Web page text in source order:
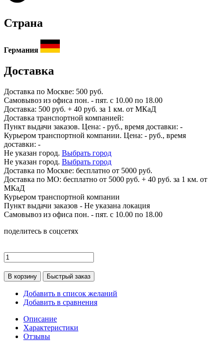
Страна
Германия
Доставка
Доставка по Москве: 500 руб.
Самовывоз из офиса пон. - пят. с 10.00 по 18.00
Доставка: 500 руб. + 40 руб. за 1 км. от МКаД
Доставка транспортной компанией:
Пункт выдачи заказов. Цена: - руб., время доставки: -
Курьером транспортной компании. Цена: - руб., время
доставки: -
Не указан город. Выбрать город
Не указан город. Выбрать город
Доставка по Москве: бесплатно от 5000 руб.
Доставка по МО: бесплатно от 5000 руб. + 40 руб. за 1 км. от
МКаД
Курьером транспортной компании
Пункт выдачи заказов - Не указана локация
Самовывоз из офиса пон. - пят. с 10.00 по 18.00
поделитесь в соцсетях
В корзину Быстрый заказ
Добавить в список желаний
Добавить в сравнения
Описание
Характеристики
Отзывы